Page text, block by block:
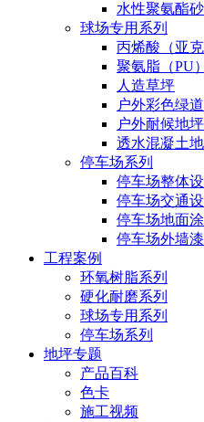
水性聚氨酯
球场专用系列
丙烯酸（亚
聚氨脂（PU
人造草坪
户外彩色绿
户外耐候地
透水混凝土
停车场系列
停车场整体
停车场交通
停车场地面
停车场外墙
工程案例
环氧树脂系列
硬化耐磨系列
球场专用系列
停车场系列
地坪专题
产品百科
色卡
施工视频